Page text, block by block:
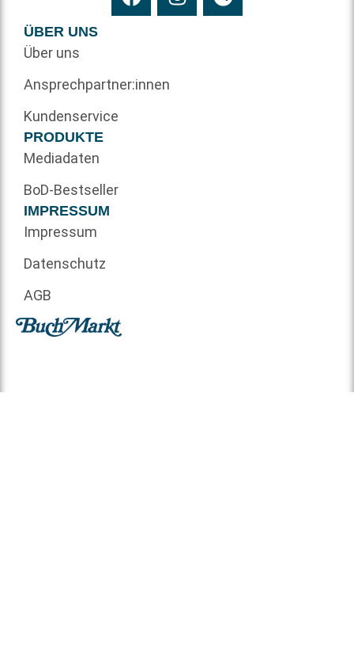
ÜBER UNS
Über uns
Ansprechpartner:innen
Kundenservice
PRODUKTE
Mediadaten
BoD-Bestseller
IMPRESSUM
Impressum
Datenschutz
AGB